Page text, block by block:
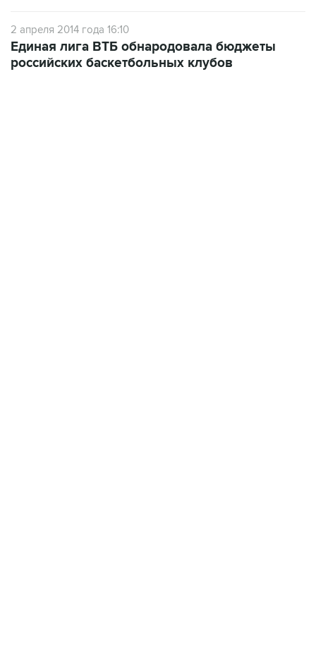
2 апреля 2014 года 16:10
Единая лига ВТБ обнародовала бюджеты
российских баскетбольных клубов